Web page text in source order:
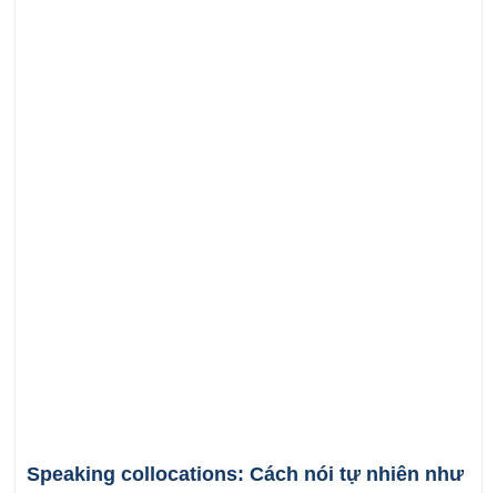
Speaking collocations: Cách nói tự nhiên như